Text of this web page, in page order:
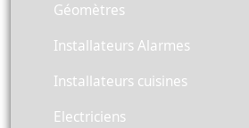
Géomètres
Installateurs Alarmes
Installateurs cuisines
Electriciens